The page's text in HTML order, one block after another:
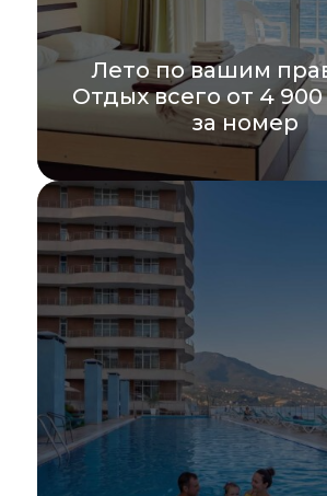
Лето по вашим
Отдых всего от 4
за номер
Всего от 4 900 рублей на
вы получаете комфортный
УЗНАТЬ БОЛЬШЕ